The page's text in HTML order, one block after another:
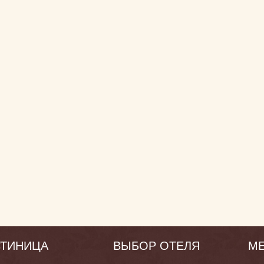
ВЫБОР ОТЕЛЯ